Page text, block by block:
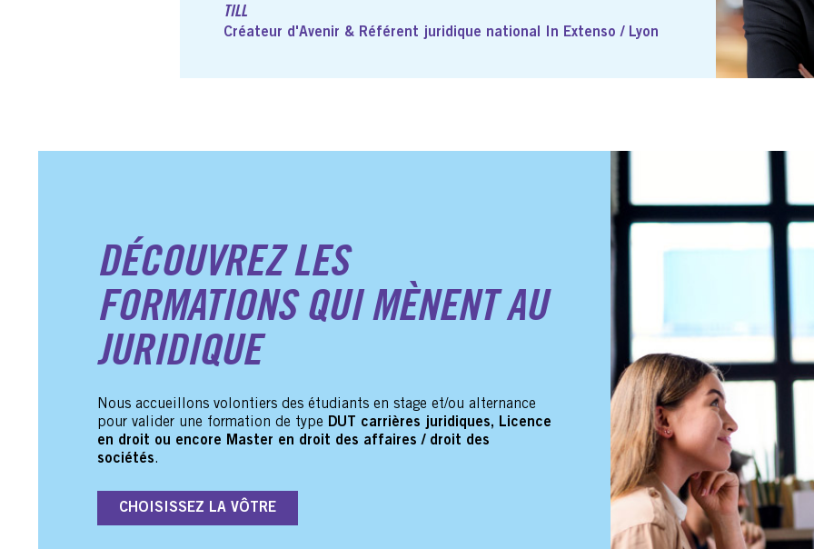
TILL
Créateur d'Avenir & Référent juridique national In Extenso / Lyon
DÉCOUVREZ LES
FORMATIONS QUI MÈNENT AU
JURIDIQUE
Nous accueillons volontiers des étudiants en stage et/ou alternance
pour valider une formation de type DUT carrières juridiques, Licence
en droit ou encore Master en droit des affaires / droit des
sociétés.
CHOISISSEZ LA VÔTRE